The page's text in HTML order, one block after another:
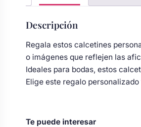
Descripción
Regala estos calcetines
o imágenes que reflejen las
Ideales para bodas, estos
Elige este regalo
Te puede interesar